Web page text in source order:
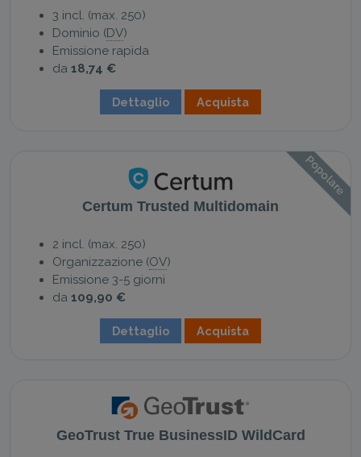
3 incl. (max. 250)
Dominio (DV)
Emissione rapida
da 18,74 €
Dettaglio Acquista
Popolare
Certum Trusted Multidomain
2 incl. (max. 250)
Organizzazione (OV)
Emissione 3-5 giorni
da 109,90 €
Dettaglio Acquista
GeoTrust True BusinessID WildCard